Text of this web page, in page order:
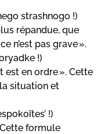
strashnogo !)
répandue, que
n’est pas grave ».
!)
en ordre ». Cette
situation et
!)
formule